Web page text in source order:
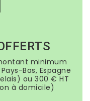
minimum
Bas, Espagne
ou 300 € HT
à domicile)